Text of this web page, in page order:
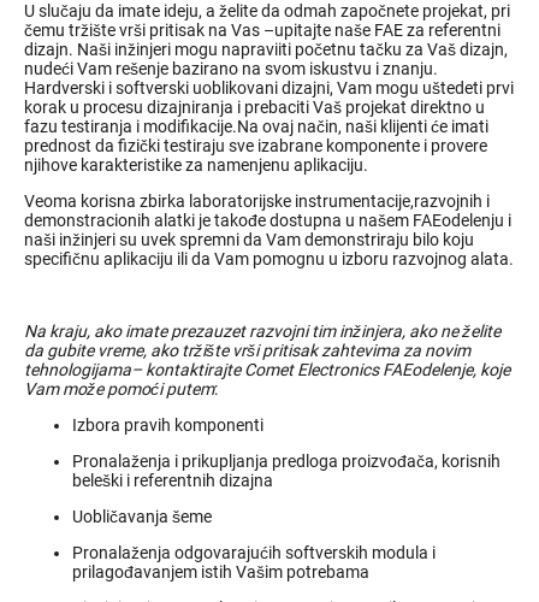
U slučaju da imate ideju, a želite da odmah započnete projekat, pri
čemu tržište vrši pritisak na Vas –upitajte naše FAE za referentni
dizajn. Naši inžinjeri mogu napraviiti početnu tačku za Vaš dizajn,
nudeći Vam rešenje bazirano na svom iskustvu i znanju.
Hardverski i softverski uoblikovani dizajni, Vam mogu uštedeti prvi
korak u procesu dizajniranja i prebaciti Vaš projekat direktno u
fazu testiranja i modifikacije.Na ovaj način, naši klijenti će imati
prednost da fizički testiraju sve izabrane komponente i provere
njihove karakteristike za namenjenu aplikaciju.
Veoma korisna zbirka laboratorijske instrumentacije,razvojnih i
demonstracionih alatki je takođe dostupna u našem FAEodelenju i
naši inžinjeri su uvek spremni da Vam demonstriraju bilo koju
specifičnu aplikaciju ili da Vam pomognu u izboru razvojnog alata.
Na kraju, ako imate prezauzet razvojni tim inžinjera, ako ne želite
da gubite vreme, ako tržište vrši pritisak zahtevima za novim
tehnologijama– kontaktirajte Comet Electronics FAEodelenje, koje
Vam može pomoći putem:
Izbora pravih komponenti
Pronalaženja i prikupljanja predloga proizvođača, korisnih
beleški i referentnih dizajna
Uobličavanja šeme
Pronalaženja odgovarajućih softverskih modula i
prilagođavanjem istih Vašim potrebama